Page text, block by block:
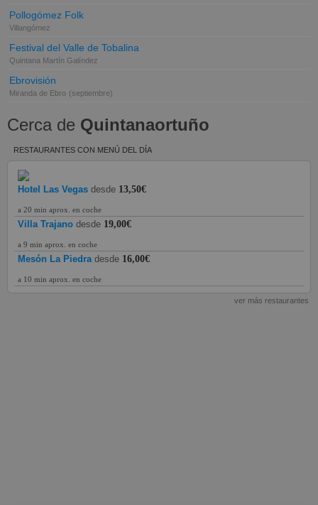
Pollogómez Folk
Villangómez
Festival del Valle de Tobalina
Quintana Martín Galíndez
Ebrovisión
Miranda de Ebro (septiembre)
Cerca de Quintanaortuño
RESTAURANTES CON MENÚ DEL DÍA
Hotel Las Vegas desde 13,50€
a 20 min aprox. en coche
Villa Trajano desde 19,00€
a 9 min aprox. en coche
Mesón La Piedra desde 16,00€
a 10 min aprox. en coche
ver más restaurantes